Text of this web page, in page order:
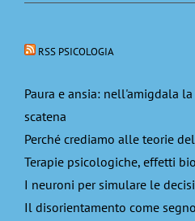
RSS PSICOLOGIA
Paura e ansia: nell'amigdala
scatena
Perché crediamo alle teorie
Terapie psicologiche, effetti
I neuroni per simulare le
Il disorientamento come